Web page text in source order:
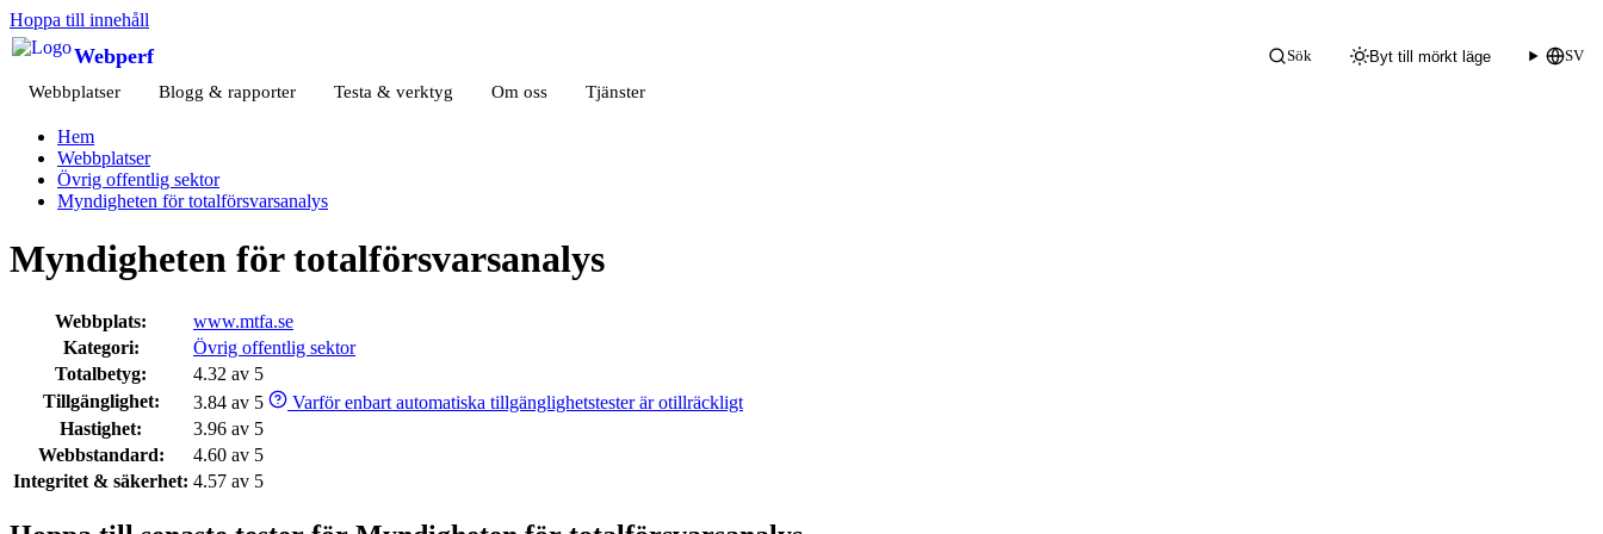
Hoppa till innehåll
Webperf Sök Byt till mörkt läge SV
Webbplatser Blogg & rapporter Testa & verktyg Om oss Tjänster
Hem
Webbplatser
Övrig offentlig sektor
Myndigheten för totalförsvarsanalys
Myndigheten för totalförsvarsanalys
Webbplats:
www.mtfa.se
Kategori:
Övrig offentlig sektor
Totalbetyg:
4.32 av 5
Tillgänglighet:
3.84 av 5
Varför enbart automatiska tillgänglighetstester är otillräckligt
Hastighet:
3.96 av 5
Webbstandard:
4.60 av 5
Integritet & säkerhet: 4.57 av 5